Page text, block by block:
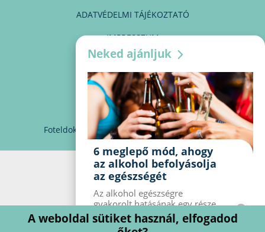
ADATVÉDELMI TÁJÉKOZTATÓ
IMPRESSZUM
MÉDIAAJÁNLAT
PARTNEREINK
KAPCSOLAT
Foteldoki info@foteldoki.hu Süti beállítások
Neked ajánljuk
6 meglepő mód, ahogy
az alkohol befolyásolja
az egészségét
Az alkohol egészségre
gyakorolt ​​hatásának egy része
jól ismert, mások azonban
meglepők lehetnek. Van hat
A weboldal sütiket használ, elfogadod